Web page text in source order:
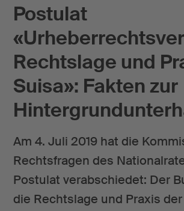
Postulat
Rechtslage und
Suisa»: Fakten zur
Am 4. Juli 2019 hat die
Rechtsfragen des
Postulat verabschiedet: Der
die Rechtslage und Praxis der